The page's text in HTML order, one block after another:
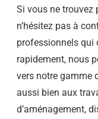
Si vous ne trouvez
n’hésitez pas à
professionnels qui
rapidement, nous
vers notre gamme
aussi bien aux
d’aménagement,